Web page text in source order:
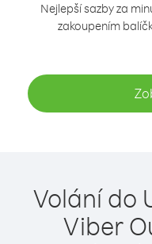
Nejlepší sazby za
zakoupením
Volání do
Viber